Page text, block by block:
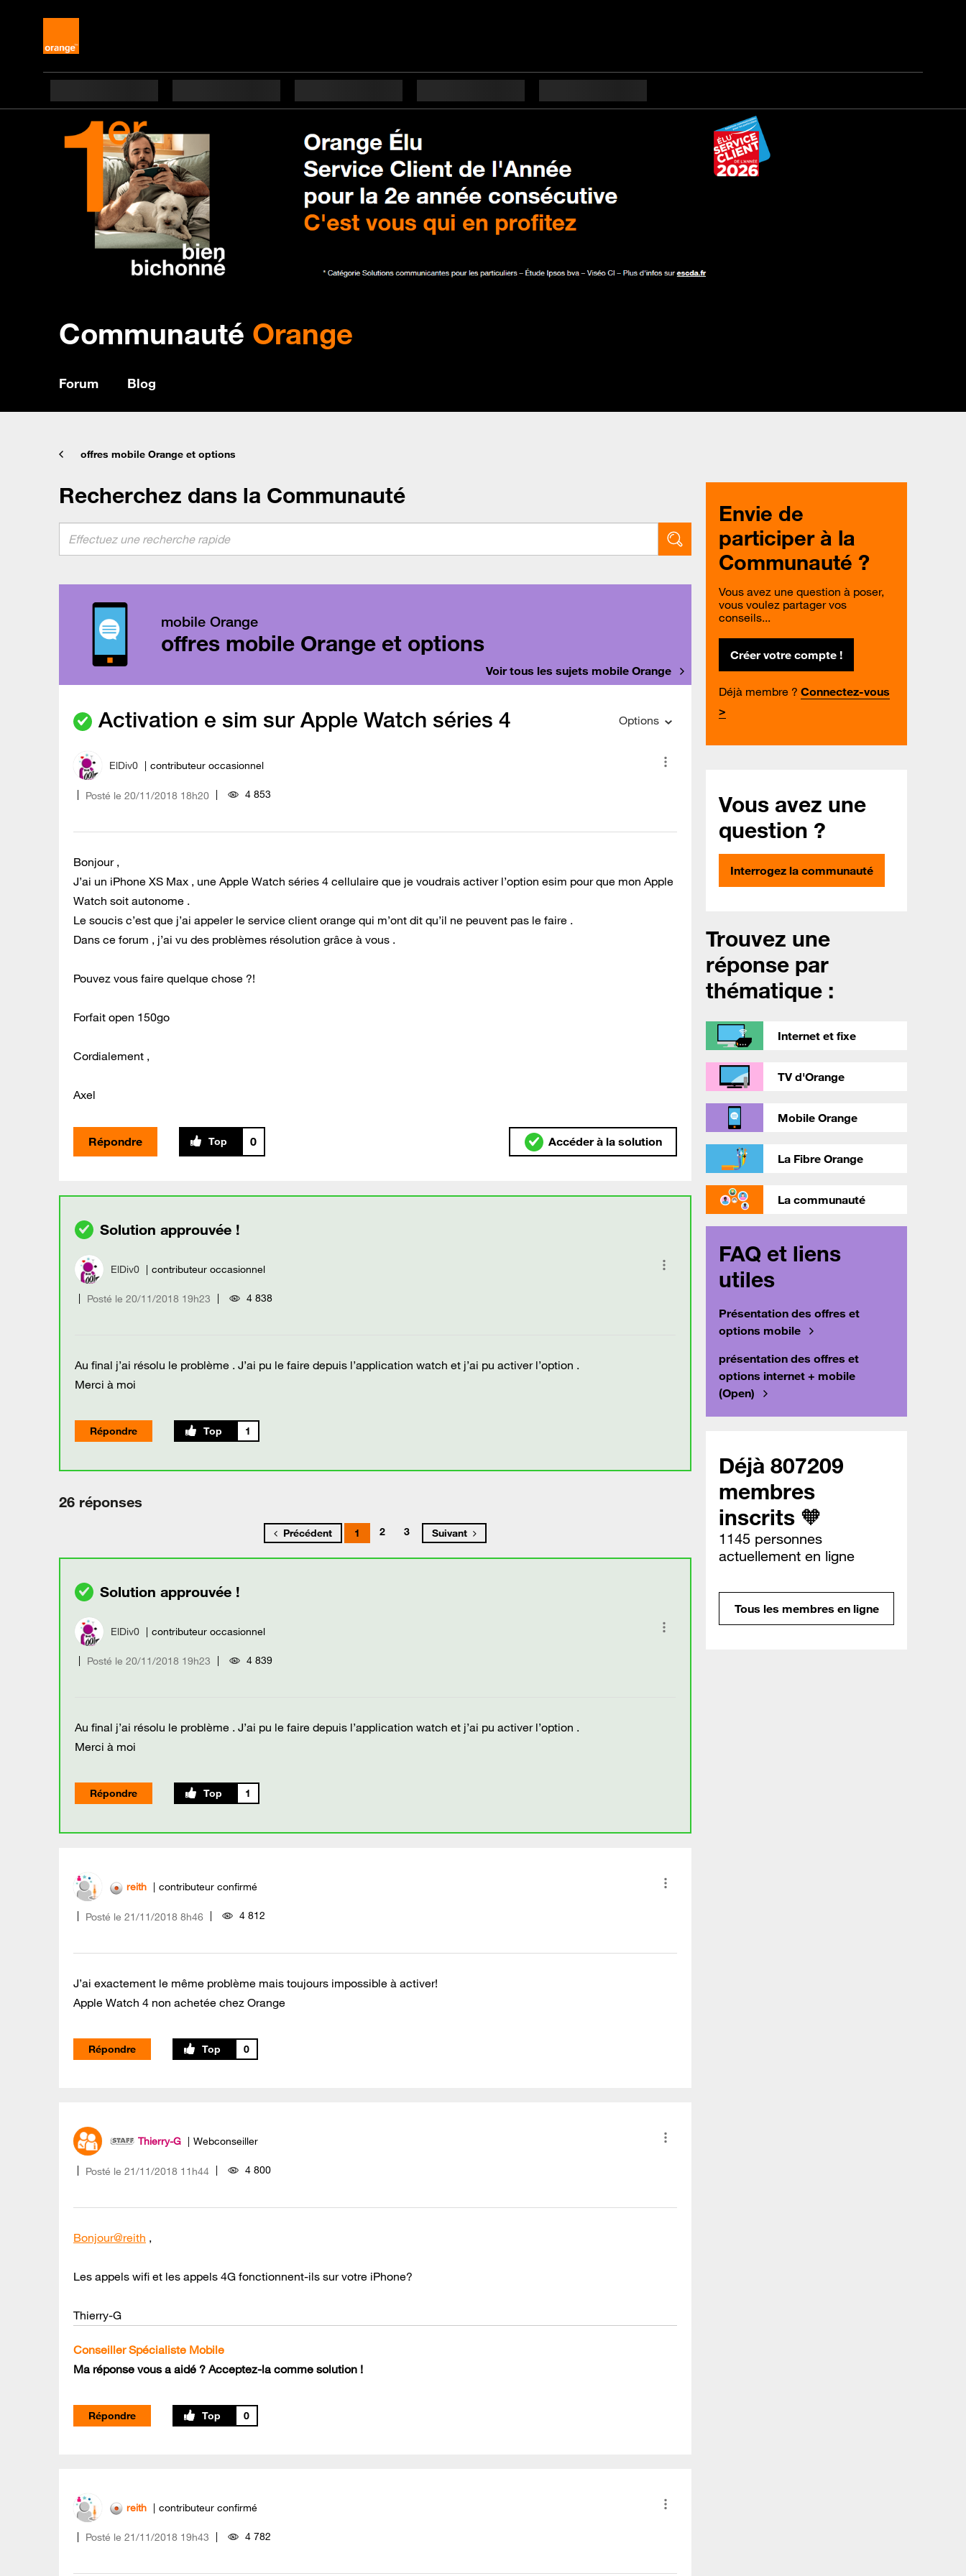
Communauté Orange
Forum Blog
offres mobile Orange et options
Recherchez dans la Communauté
mobile Orange
offres mobile Orange et options
Voir tous les sujets mobile Orange
Activation e sim sur Apple Watch séries 4 Options
ElDiv0 contributeur occasionnel
Posté le ‎20/11/2018 18h20 4 853
Bonjour ,
J’ai un iPhone XS Max , une Apple Watch séries 4 cellulaire que je voudrais activer l’option esim pour que mon Apple
Watch soit autonome .
Le soucis c’est que j’ai appeler le service client orange qui m’ont dit qu’il ne peuvent pas le faire .
Dans ce forum , j’ai vu des problèmes résolution grâce à vous .
Pouvez vous faire quelque chose ?!
Forfait open 150go
Cordialement ,
Axel
Répondre 0 Accéder à la solution
ElDiv0 contributeur occasionnel
Posté le ‎20/11/2018 19h23 4 838
Au final j’ai résolu le problème . J’ai pu le faire depuis l’application watch et j’ai pu activer l’option .
Merci à moi
Répondre 1
26 réponses
Précédent 1 2 3 Suivant
ElDiv0 contributeur occasionnel
Posté le ‎20/11/2018 19h23 4 839
Au final j’ai résolu le problème . J’ai pu le faire depuis l’application watch et j’ai pu activer l’option .
Merci à moi
Répondre 1
reith contributeur confirmé
Posté le ‎21/11/2018 8h46 4 812
J’ai exactement le même problème mais toujours impossible à activer!
Apple Watch 4 non achetée chez Orange
Répondre 0
Thierry-G Webconseiller
Posté le ‎21/11/2018 11h44 4 800
Bonjour@reith ,
Les appels wifi et les appels 4G fonctionnent-ils sur votre iPhone?
Thierry-G
Conseiller Spécialiste Mobile
Ma réponse vous a aidé ? Acceptez-la comme solution !
Répondre 0
reith contributeur confirmé
Posté le ‎21/11/2018 19h43 4 782
Envie de
participer à la
Communauté ?
Vous avez une question à poser,
vous voulez partager vos
conseils...
Créer votre compte !
Déjà membre ? Connectez-vous
>
Vous avez une
question ?
Interrogez la communauté
Trouvez une
réponse par
thématique :
Internet et fixe
TV d'Orange
Mobile Orange
La Fibre Orange
La communauté
FAQ et liens
utiles
Présentation des offres et
options mobile
présentation des offres et
options internet + mobile
(Open)
Déjà 807209
membres
inscrits 🧡
1145 personnes
actuellement en ligne
Tous les membres en ligne